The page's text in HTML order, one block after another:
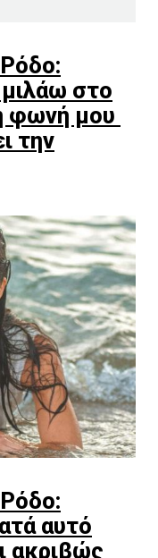
στο
φωνή μου
την
αυτό
ακριβώς